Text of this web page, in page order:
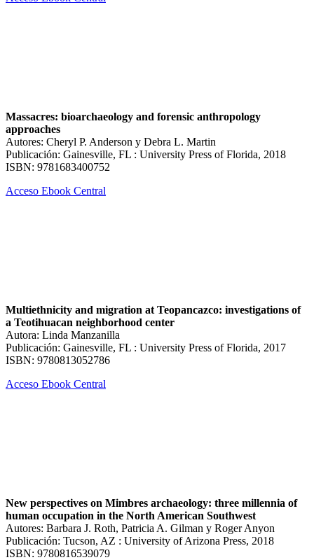
Massacres: bioarchaeology and forensic anthropology
approaches
Autores: Cheryl P. Anderson y Debra L. Martin
Publicación: Gainesville, FL : University Press of Florida, 2018
ISBN: 9781683400752
Acceso Ebook Central
Multiethnicity and migration at Teopancazco: investigations of
a Teotihuacan neighborhood center
Autora: Linda Manzanilla
Publicación: Gainesville, FL : University Press of Florida, 2017
ISBN: 9780813052786
Acceso Ebook Central
New perspectives on Mimbres archaeology: three millennia of
human occupation in the North American Southwest
Autores: Barbara J. Roth, Patricia A. Gilman y Roger Anyon
Publicación: Tucson, AZ : University of Arizona Press, 2018
ISBN: 9780816539079